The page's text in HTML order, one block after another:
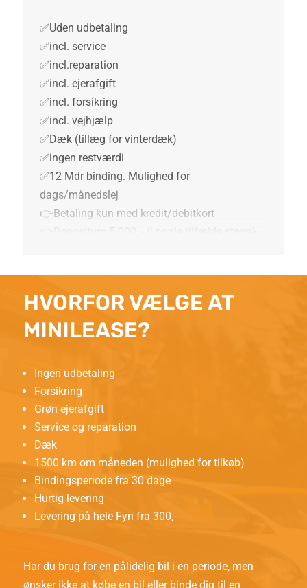
✅Uden udbetaling
✅incl. service
✅incl.reparation
✅incl. ejerafgift
✅incl. forsikring
✅incl. vejhjælp
✅Dæk (tillæg for vinterdæk)
✅ingen restværdi
✅12 Mdr binding. Mulighed for
dags/månedslej
👉Betaling kun med kredit/debitkort
HVORFOR VÆLGE AT
MINILEASE?
Ingen udbetaling
Forsikring
Grøn ejerafgift
Service og reparation
Dæk
1500 km om måneden (mulighed for tilkøb)
Bindingsperiode fra 30 dage
Hurtig levering
Levering på hele Fyn fra 300,-
Har du brug for en pålidelig bil i en periode, men
ønsker ikke at købe en bil eller binde dig til en